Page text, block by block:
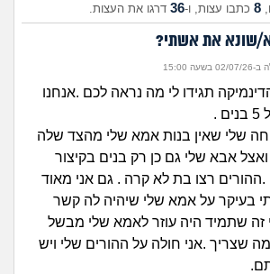
שאלות שעוררו עניין
עצות חדשות
מתחם הטיפים
מדורים
זוגיות
חיפוש שאלות
8 כתבו עצות, ו-36 דרגו את העצות.
שונא את אשתי?
15:00
תגידו לי מה נראה לכם .אנחנו
.
שלי שאין בנות אמא שלי מהצד שלה
בת יחידה מתוך 6 ואצל אבא שלי גם כן רק בנים בקיצור
.ההורים רצו בת לא קרה . גם אני מאוד
בעיקר על אמא שלי שיהיה לה קשר
זה שתמיד היה עוזר לאמא שלי מבשל
שצריך .אני חולה על ההורים שלי ויש